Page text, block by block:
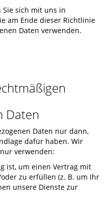
Sie sich mit uns in
am Ende dieser Richtlinie
Daten verwenden.
Daten
Daten nur dann,
dafür haben. Wir
verwenden:
ist, um einen Vertrag mit
zu erfüllen (z. B. um Ihr
unsere Dienste zur